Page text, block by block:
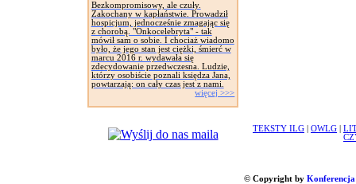
Bezkompromisowy, ale czuły.
Zakochany w kapłaństwie. Prowadził
hospicjum, jednocześnie zmagając się
z chorobą. "Onkocelebryta" - tak
mówił sam o sobie. I chociaż wiadomo
było, że jego stan jest ciężki, śmierć w
marcu 2016 r. wydawała się
zdecydowanie przedwczesna. Ludzie,
którzy osobiście poznali księdza Jana,
powtarzają: on cały czas jest z nami.
więcej >>>
TEKSTY ILG OWLG
© Copyright by Konferencja